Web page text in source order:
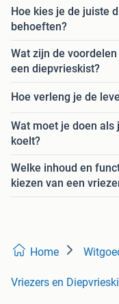
Hoe kies je de juiste
behoeften?
Wat zijn de
een diepvrieskist?
Hoe verleng je de
Wat moet je doen
koelt?
Welke inhoud en
kiezen van een
Home
Vriezers en